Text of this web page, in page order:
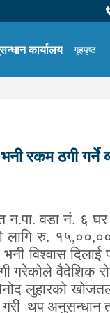
कार्यालय गृहपृष्ठ
रकम ठगी गर्ने
न.पा. वडा नं. ६
लागि रु.
विश्वास
गरेकोले वैदेशिक
लुहारको
गरी थप